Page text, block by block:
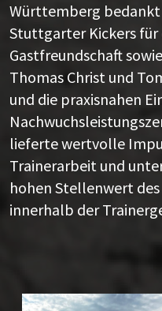
Württemberg bedankt
Stuttgarter Kickers für
Gastfreundschaft
Thomas Christ und
und die praxisnahen
lieferte wertvolle
Trainerarbeit und
hohen Stellenwert
innerhalb der